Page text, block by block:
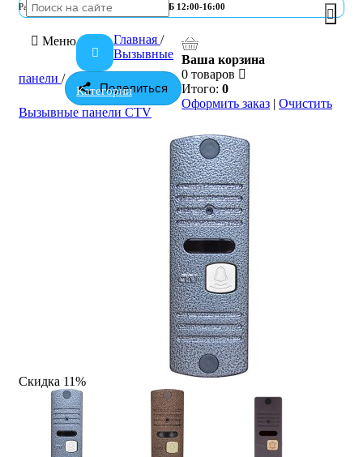
Работа офисаПН-ПТ 10:00-19:00 | СБ 12:00-16:00
Меню
Категории
Ваша корзина
0 товаров
Итого: 0
Оформить заказ | Очистить
Поделиться
Главная /
Вызывные
панели /
Вызывные панели CTV
Скидка 11%